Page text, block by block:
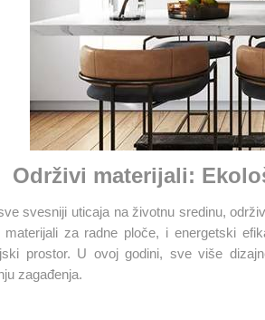
Održivi materijali:
svesniji uticaja na životnu sredinu,
materijali za radne ploče, i energetski
prostor. U ovoj godini, sve više
zagađenja.